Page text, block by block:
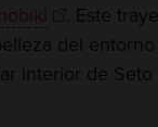
. Este
del
interior de